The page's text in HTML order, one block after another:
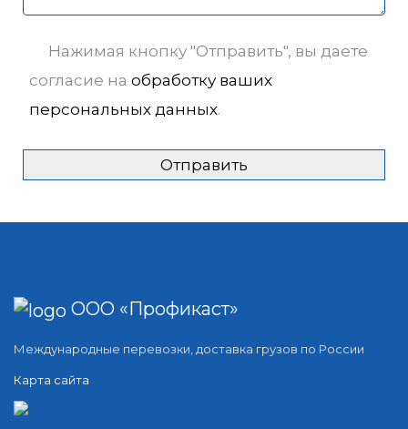
Нажимая кнопку "Отправить", вы даете
согласие на обработку ваших
персональных данных.
ООО «Профикаст»
Международные перевозки, доставка грузов по России
Карта сайта